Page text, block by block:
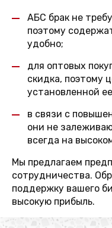
АБС брак не
поэтому
удобно;
для оптовых
скидка, поэтому
установленной
в связи с
они не
всегда на
Мы предлагаем
сотрудничества.
поддержку вашего
высокую прибыль.